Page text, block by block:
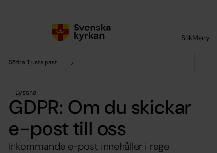
SökMeny
Södra Tjusts pastorat
Lyssna
GDPR: Om du skickar
e-post till oss
Inkommande e-post innehåller i regel